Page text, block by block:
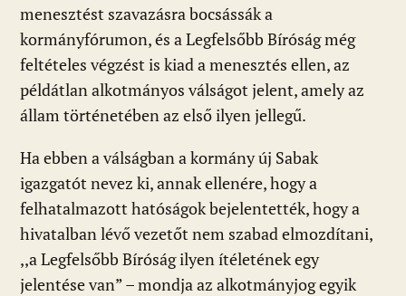
menesztést szavazásra bocsássák a
kormányfórumon, és a Legfelsőbb Bíróság még
feltételes végzést is kiad a menesztés ellen, az
példátlan alkotmányos válságot jelent, amely az
állam történetében az első ilyen jellegű.
Ha ebben a válságban a kormány új Sabak
igazgatót nevez ki, annak ellenére, hogy a
felhatalmazott hatóságok bejelentették, hogy a
hivatalban lévő vezetőt nem szabad elmozdítani,
,,a Legfelsőbb Bíróság ilyen ítéletének egy
jelentése van” – mondja az alkotmányjog egyik